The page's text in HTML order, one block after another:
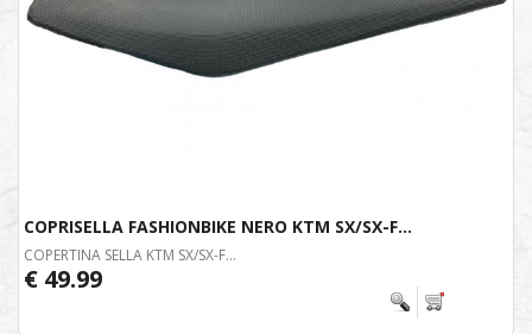
COPRISELLA FASHIONBIKE NERO KTM SX/SX-F...
COPERTINA SELLA KTM SX/SX-F...
€ 49.99